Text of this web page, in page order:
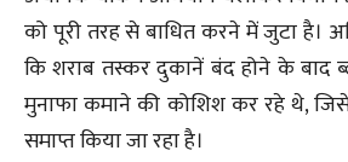
को पूरी तरह से बाधित करने में जुटा है।
कि शराब तस्कर दुकानें बंद होने के बाद
मुनाफा कमाने की कोशिश कर रहे थे,
समाप्त किया जा रहा है।